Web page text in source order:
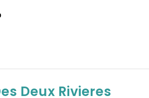
Deux Rivieres